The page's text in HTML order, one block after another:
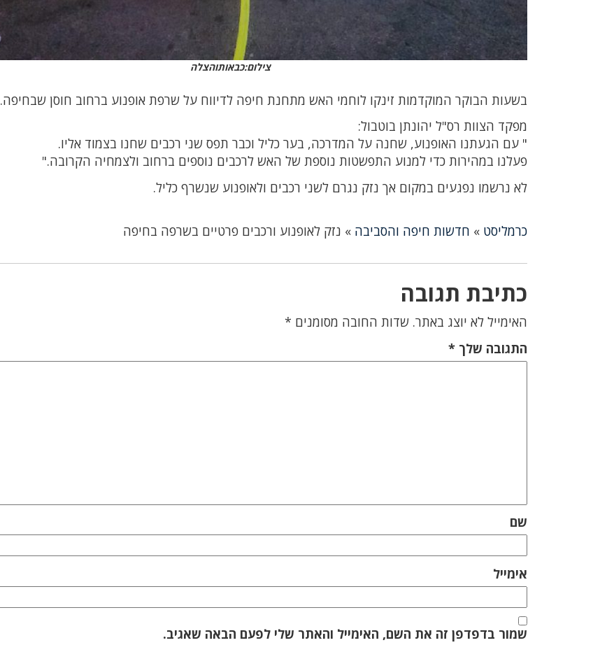
צילום:כבאותוהצלה
בשעות הבוקר המוקדמות זינקו לוחמי האש מתחנת חיפה לדיווח על שרפת אופנוע ברחוב חוסן שבחיפה.
מפקד הצוות רס"ל יהונתן בוטבול:
" עם הגעתנו האופנוע, שחנה על המדרכה, בער כליל וכבר תפס שני רכבים שחנו בצמוד אליו.
פעלנו במהירות כדי למנוע התפשטות נוספת של האש לרכבים נוספים ברחוב ולצמחיה הקרובה."
לא נרשמו נפגעים במקום אך נזק נגרם לשני רכבים ולאופנוע שנשרף כליל.
כרמליסט » חדשות חיפה והסביבה » נזק לאופנוע ורכבים פרטיים בשרפה בחיפה
כתיבת תגובה
האימייל לא יוצג באתר. שדות החובה מסומנים *
התגובה שלך*
שם
אימייל
שמור בדפדפן זה את השם, האימייל והאתר שלי לפעם הבאה שאגיב.